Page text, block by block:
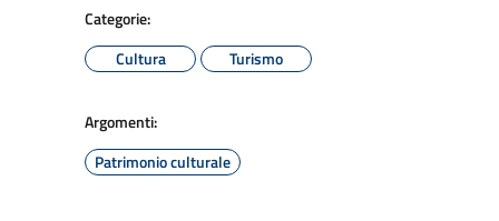
Categorie:
Cultura
Turismo
Argomenti:
Patrimonio culturale